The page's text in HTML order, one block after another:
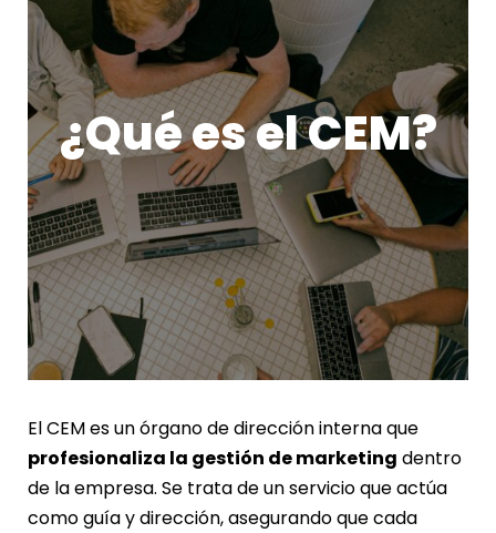
¿Qué es el CEM?
El CEM es un órgano de dirección interna que
profesionaliza la gestión de marketing dentro
de la empresa. Se trata de un servicio que actúa
como guía y dirección, asegurando que cada